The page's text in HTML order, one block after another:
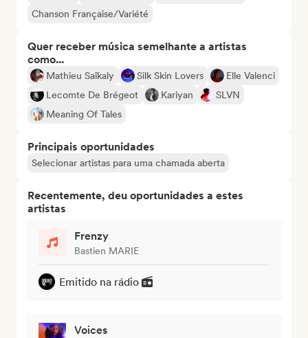
Chanson Française/Variété
Quer receber música semelhante a artistas
como...
Mathieu Saïkaly Silk Skin Lovers
Elle Valenci
Lecomte De Brégeot
Kariyan
SLVN
Meaning Of Tales
Principais oportunidades
Selecionar artistas para uma chamada aberta
Recentemente, deu oportunidades a estes
artistas
Frenzy
Bastien MARIE
Emitido na rádio
Voices